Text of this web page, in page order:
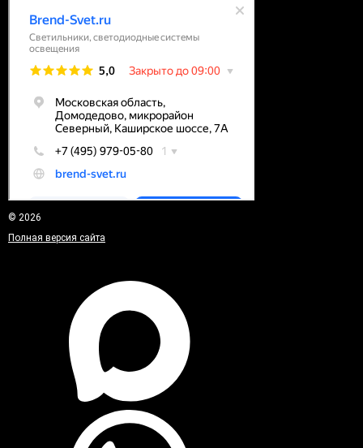
© 2026
Полная версия сайта